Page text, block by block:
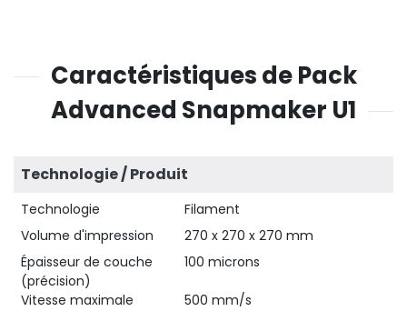
132,50
Caractéristiques de Pack
Advanced Snapmaker U1
Technologie / Produit
Technologie
Filament
Volume d'impression
270 x 270 x 270 mm
Épaisseur de couche
(précision)
100 microns
Vitesse maximale
500 mm/s